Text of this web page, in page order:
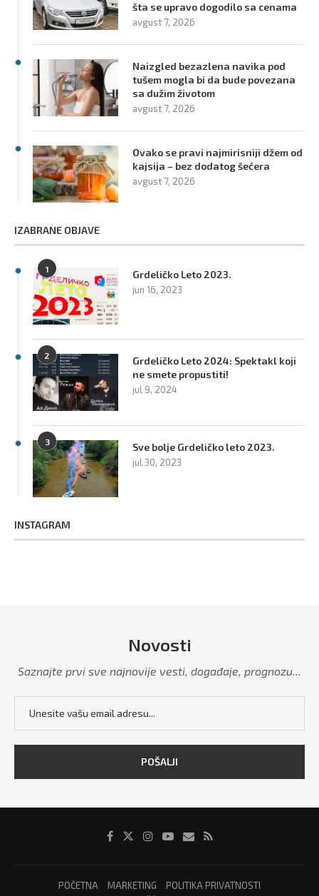
šta se upravo dogodilo sa cenama
avgust 7, 2026
Naizgled bezazlena navika pod
tušem mogla bi da bude povezana
sa dužim životom
avgust 7, 2026
Ovako se pravi najmirisniji džem od
kajsija – bez dodatog šećera
avgust 7, 2026
IZABRANE OBJAVE
1 Grdeličko Leto 2023.
jun 16, 2023
2
Grdeličko Leto 2024: Spektakl koji
ne smete propustiti!
jul 9, 2024
3 Sve bolje Grdeličko leto 2023.
jul 30, 2023
INSTAGRAM
Novosti
Saznajte prvi sve najnovije vesti, događaje, prognozu...
POČETNA MARKETING
POLITIKA PRIVATNOSTI